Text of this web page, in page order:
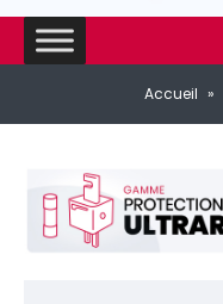
Accueil »